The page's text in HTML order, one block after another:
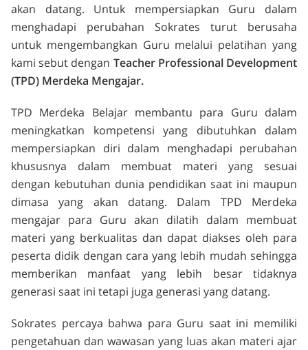
akan datang. Untuk mempersiapkan Guru dalam
menghadapi perubahan Sokrates turut berusaha
untuk mengembangkan Guru melalui pelatihan yang
kami sebut dengan Teacher Professional Development
(TPD) Merdeka Mengajar.
TPD Merdeka Belajar membantu para Guru dalam
meningkatkan kompetensi yang dibutuhkan dalam
mempersiapkan diri dalam menghadapi perubahan
khususnya dalam membuat materi yang sesuai
dengan kebutuhan dunia pendidikan saat ini maupun
dimasa yang akan datang. Dalam TPD Merdeka
mengajar para Guru akan dilatih dalam membuat
materi yang berkualitas dan dapat diakses oleh para
peserta didik dengan cara yang lebih mudah sehingga
memberikan manfaat yang lebih besar tidaknya
generasi saat ini tetapi juga generasi yang datang.
Sokrates percaya bahwa para Guru saat ini memiliki
pengetahuan dan wawasan yang luas akan materi ajar